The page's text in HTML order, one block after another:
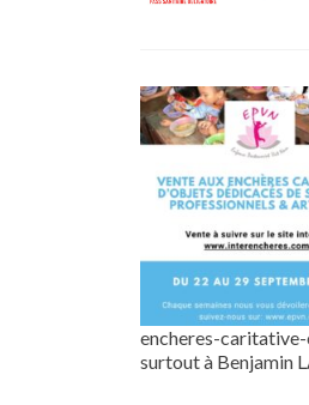
encheres-
surtout à Benjamin